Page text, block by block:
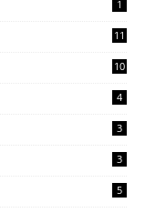
1
11
10
4
3
3
5